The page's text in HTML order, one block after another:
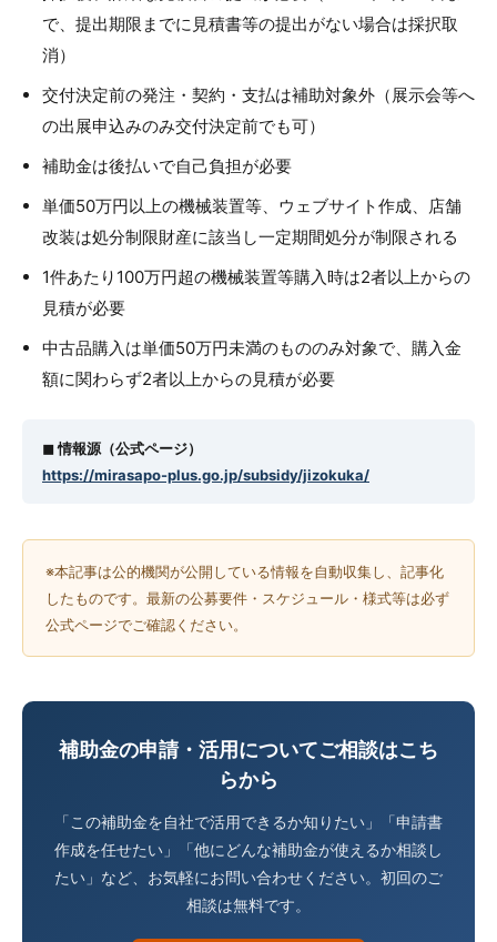
で、提出期限までに見積書等の提出がない場合は採択取
消）
交付決定前の発注・契約・支払は補助対象外（展示会等へ
の出展申込みのみ交付決定前でも可）
補助金は後払いで自己負担が必要
単価50万円以上の機械装置等、ウェブサイト作成、店舗
改装は処分制限財産に該当し一定期間処分が制限される
1件あたり100万円超の機械装置等購入時は2者以上からの
見積が必要
中古品購入は単価50万円未満のもののみ対象で、購入金
額に関わらず2者以上からの見積が必要
◼︎ 情報源（公式ページ）
https://mirasapo-plus.go.jp/subsidy/jizokuka/
※本記事は公的機関が公開している情報を自動収集し、記事化
したものです。最新の公募要件・スケジュール・様式等は必ず
公式ページでご確認ください。
補助金の申請・活用についてご相談はこち
らから
「この補助金を自社で活用できるか知りたい」「申請書
作成を任せたい」「他にどんな補助金が使えるか相談し
たい」など、お気軽にお問い合わせください。初回のご
相談は無料です。